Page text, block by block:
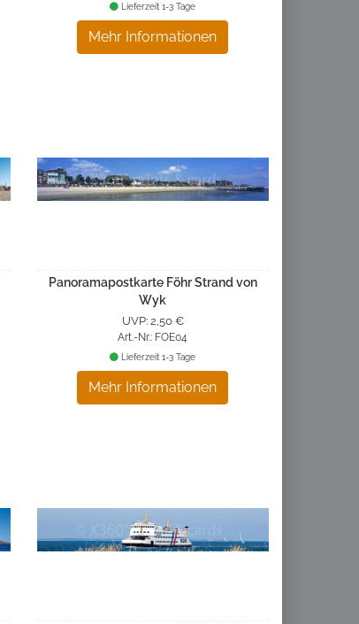
Mehr Informationen
Lieferzeit 1-3 Tage
Panoramapostkarte Föhr Strand von
Wyk
UVP: 2,50 €
Art.-Nr.: FOE04
Mehr Informationen
Lieferzeit 1-3 Tage